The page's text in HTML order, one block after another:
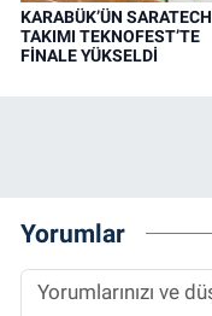
KARABÜK’ÜN SARATECH
TAKIMI TEKNOFEST’TE
FİNALE YÜKSELDİ
Yorumlar